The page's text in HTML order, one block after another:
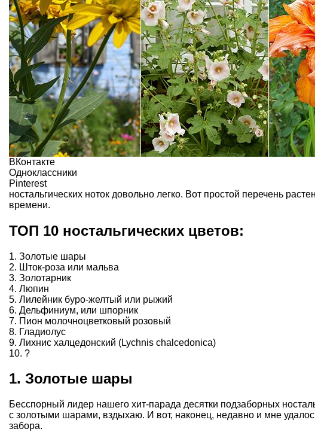
ВКонтакте
Одноклассники
Pinterest
ностальгических ноток довольно легко. Вот простой перечень
времени.
ТОП 10 ностальгических цветов:
1. Золотые шары
2. Шток-роза или мальва
3. Золотарник
4. Люпин
5. Лилейник буро-желтый или рыжий
6. Дельфиниум, или шпорник
7. Пион молочноцветковый розовый
8. Гладиолус
9. Лихнис халцедонский (Lychnis chalcedonica)
10. ?
1. Золотые шары
Бесспорный лидер нашего хит-парада десятки подзаборных
с золотыми шарами, вздыхаю. И вот, наконец, недавно и мне
забора.